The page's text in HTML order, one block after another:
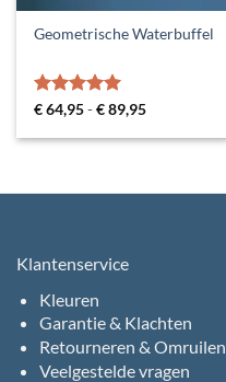
Geometrische Waterbuffel
Gewaardeerd
€64,95-€89,95Prijsklasse:
tot
Klantenservice
Kleuren
Garantie & Klachten
Retourneren & Omruilen
Veelgestelde vragen